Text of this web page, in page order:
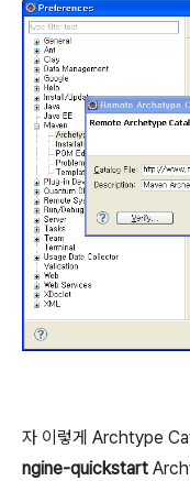
자 이렇게 Archtype
ngine-quickstart